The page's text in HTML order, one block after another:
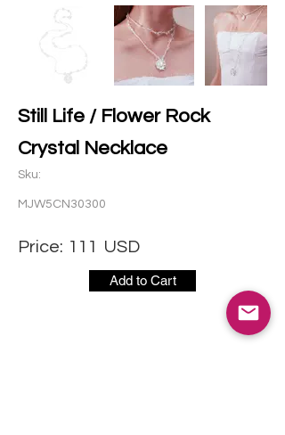
Still Life / Flower Rock
Crystal Necklace
Sku:
MJW5CN30300
Price: 111 USD
Add to Cart